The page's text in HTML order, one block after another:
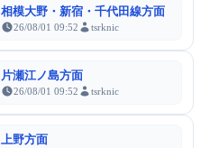
相模大野・新宿・千代田線方面
26/08/01 09:52 tsrknic
片瀬江ノ島方面
26/08/01 09:52 tsrknic
上野方面